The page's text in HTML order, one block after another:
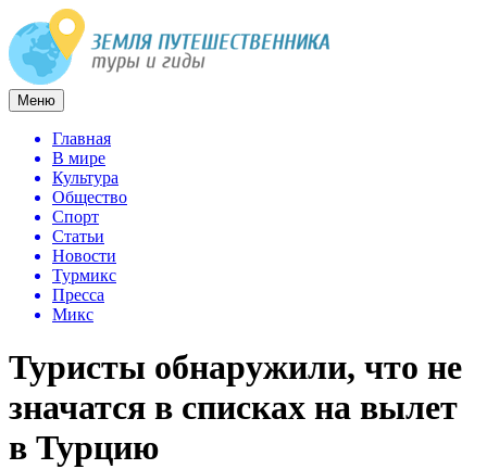
Меню
Главная
В мире
Культура
Общество
Спорт
Статьи
Новости
Турмикс
Пресса
Микс
Туристы обнаружили, что не
значатся в списках на вылет
в Турцию